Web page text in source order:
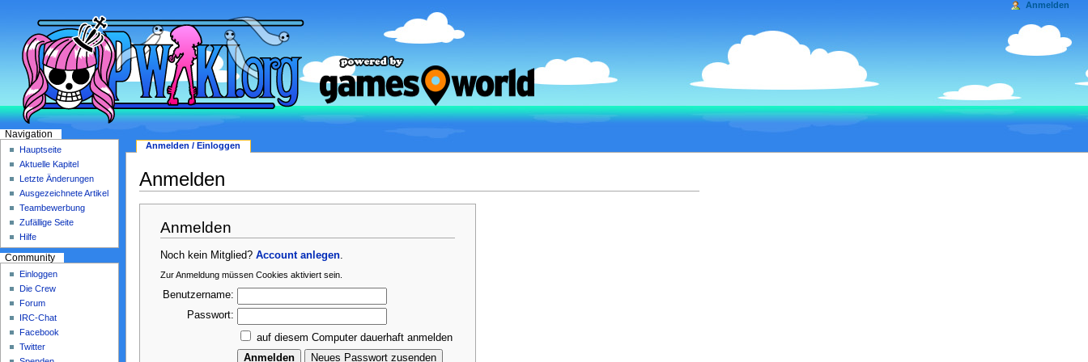
Anmelden
Anmelden
Noch kein Mitglied?Account anlegen
Zur Anmeldung müssen Cookies aktiviert sein.
Benutzername:
Passwort:
auf diesem Computer dauerhaft anmelden
Anmelden / Einloggen
Anmelden
Navigation
Hauptseite
Aktuelle Kapitel
Letzte Änderungen
Ausgezeichnete Artikel
Teambewerbung
Zufällige Seite
Hilfe
Community
Einloggen
Die Crew
Forum
IRC-Chat
Facebook
Twitter